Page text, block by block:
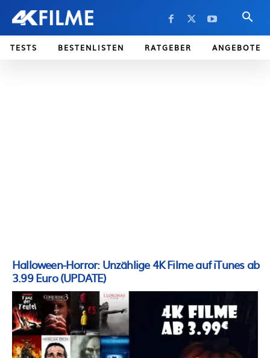
TESTS BESTENLISTEN RATGEBER ANGEBOTE
Halloween-Horror: Unzählige 4K Filme auf iTunes ab
3.99 Euro (UPDATE)